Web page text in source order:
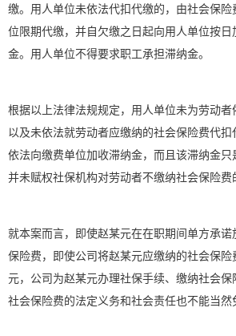
缴。用人单位未依法代扣代缴的，由社会保
位限期代缴，并自欠缴之日起向用人单位按
金。用人单位不得要求职工承担滞纳金。
根据以上法律法规规定，用人单位未为劳动者
以及未依法就劳动者应缴纳的社会保险费代
依法向缴费单位加收滞纳金，而且该滞纳金只
并未赋权社保机构对劳动者不缴纳社会保险费
就本案而言，即使赵某元在在职期间单方承
保险费，即使公司将赵某元应缴纳的社会保
元，公司为赵某元办理社保手续、缴纳社会
社会保险费的法定义务和社会责任也不能当然